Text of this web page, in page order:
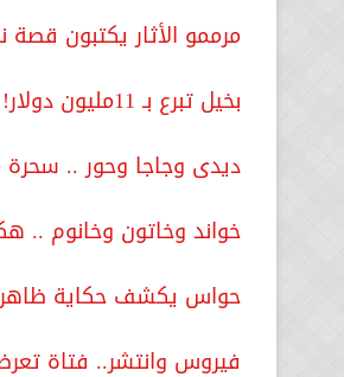
مرممو الأثار يكتبون
بخيل تبرع بـ 11مليون دولار!! .. قصة عجيبة تعرف عليها .. فيديو
ديدى وجاجا وحور .. سحرة
خواند وخاتون وخانوم ..
حواس يكشف حكاية
فيروس وانتشر.. فتاة